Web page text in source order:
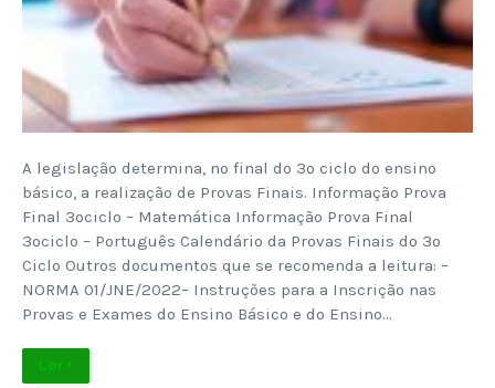
A legislação determina, no final do 3º ciclo do ensino
básico, a realização de Provas Finais. Informação Prova
Final 3ºciclo – Matemática Informação Prova Final
3ºciclo – Português Calendário da Provas Finais do 3º
Ciclo Outros documentos que se recomenda a leitura: –
NORMA 01/JNE/2022– Instruções para a Inscrição nas
Provas e Exames do Ensino Básico e do Ensino…
Ler +